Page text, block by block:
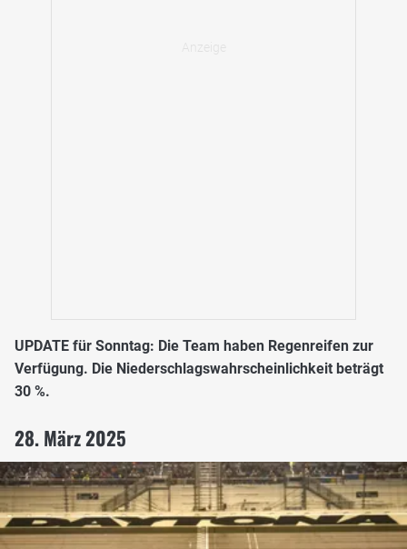
UPDATE für Sonntag: Die Team haben Regenreifen zur
Verfügung. Die Niederschlagswahrscheinlichkeit beträgt
30 %.
28. März 2025